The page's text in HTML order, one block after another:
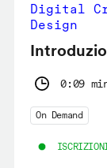
Digital
Design
0:09
On Demand